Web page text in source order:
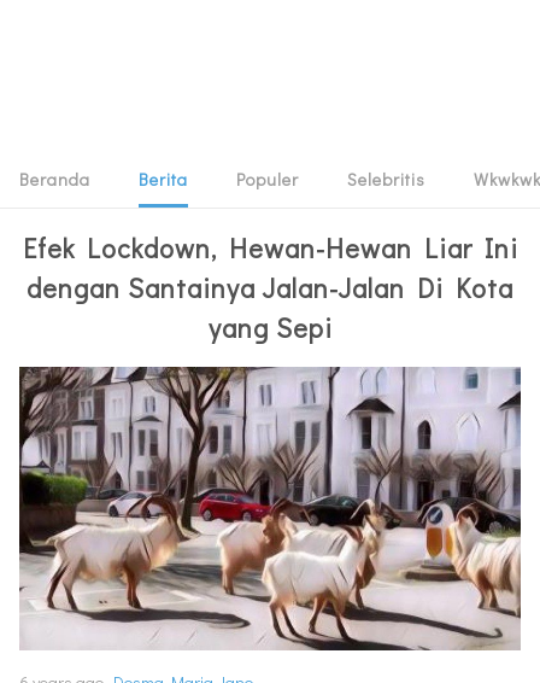
Beranda Berita Populer Selebritis Wkwkwk
Efek Lockdown, Hewan-Hewan Liar Ini
dengan Santainya Jalan-Jalan Di Kota
yang Sepi